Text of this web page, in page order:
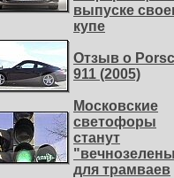
выпуске
купе
Отзыв о
911 (2005)
Московские
светофоры
станут
для трамваев